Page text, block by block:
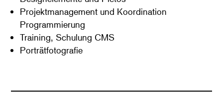
Projektmanagement und Koordination
Programmierung
Training, Schulung CMS
Porträtfotografie